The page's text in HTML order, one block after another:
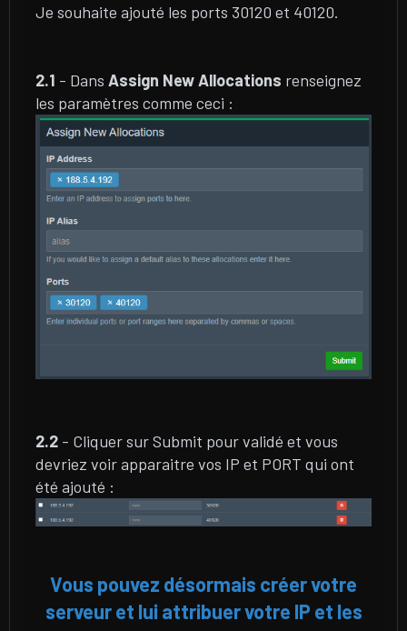
Je souhaite ajouté les ports 30120 et 40120.
2.1 - Dans Assign New Allocations renseignez
les paramètres comme ceci :
2.2 - Cliquer sur Submit pour validé et vous
devriez voir apparaitre vos IP et PORT qui ont
été ajouté :
Vous pouvez désormais créer votre
serveur et lui attribuer votre IP et les